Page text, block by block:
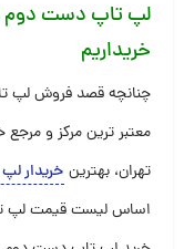
لپ تاپ دست
خریداریم
چنانچه قصد فروش لپ
معتبر ترین مرکز و
تهران، بهترین خریدار
اساس لیست قیمت لپ